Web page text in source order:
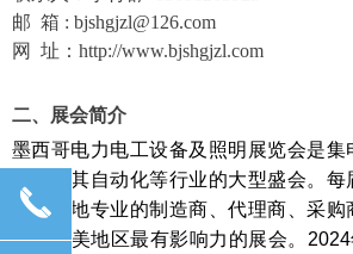
邮 箱 : bjshgjzl@126.com
网
址： http://www.bjshgjzl.com
二、
展会简介
墨西哥电力电工设备及照明展览会是集
测控及其自动化等行业的大型盛会。
世界各地专业的制造商、代理商、采
地及中美地区最有影响力的展会。 2024
끅